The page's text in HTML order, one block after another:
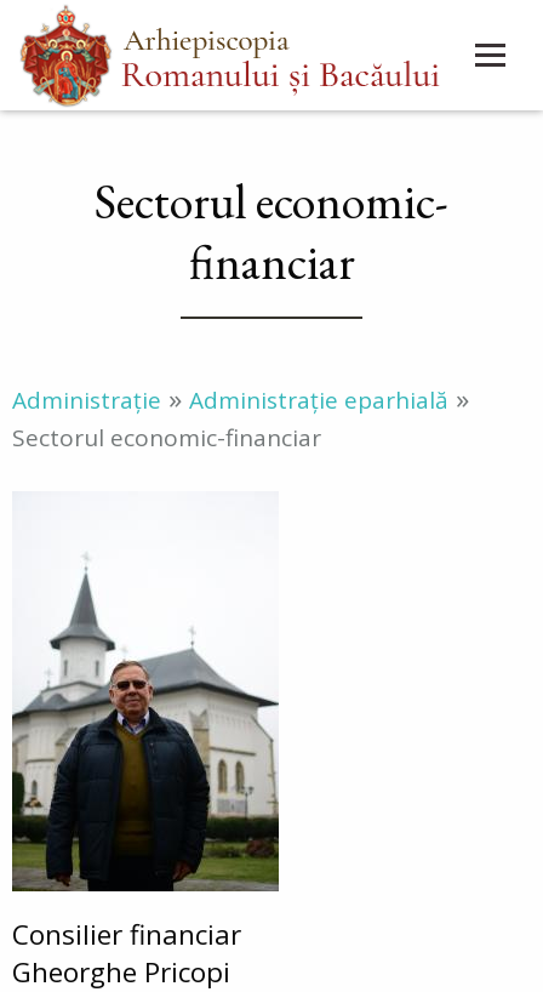
Mergi
la
conţinutul
Main
menu
Sectorul economic-
financiar
Administrație » Administrație eparhială »
Sectorul economic-financiar
Consilier financiar
Gheorghe Pricopi